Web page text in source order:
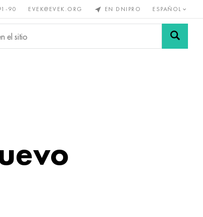
90 EVEK@EVEK.ORG EN DNIPRO ESPAÑOL
Aleación de Mallas y